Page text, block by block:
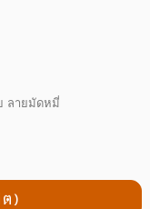
ลายมัดหมี่
)